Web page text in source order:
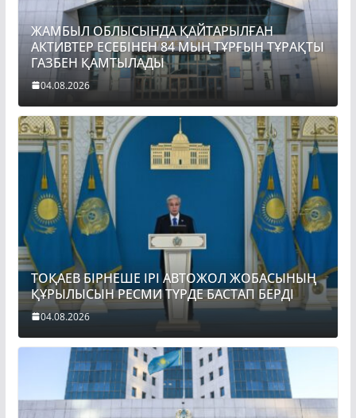
ЖАМБЫЛ ОБЛЫСЫНДА ҚАЙТАРЫЛҒАН
АКТИВТЕР ЕСЕБІНЕН 84 МЫҢ ТҰРҒЫН ТҰРАҚТЫ
ГАЗБЕН ҚАМТЫЛАДЫ
04.08.2026
ТОҚАЕВ БІРНЕШЕ ІРІ АВТОЖОЛ ЖОБАСЫНЫҢ
ҚҰРЫЛЫСЫН РЕСМИ ТҮРДЕ БАСТАП БЕРДІ
04.08.2026